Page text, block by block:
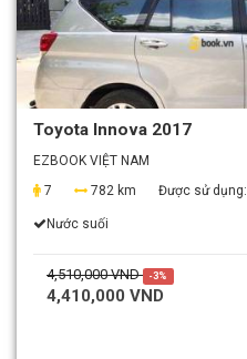
Toyota Innova 2017
EZBOOK VIỆT NAM
7
782 km Được sử dụng:
Nước suối
4,510,000 VND -3%
4,410,000 VND